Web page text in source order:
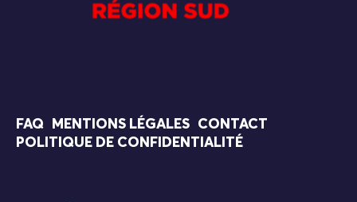
FAQ MENTIONS LÉGALES
CONTACT
POLITIQUE DE CONFIDENTIALITÉ